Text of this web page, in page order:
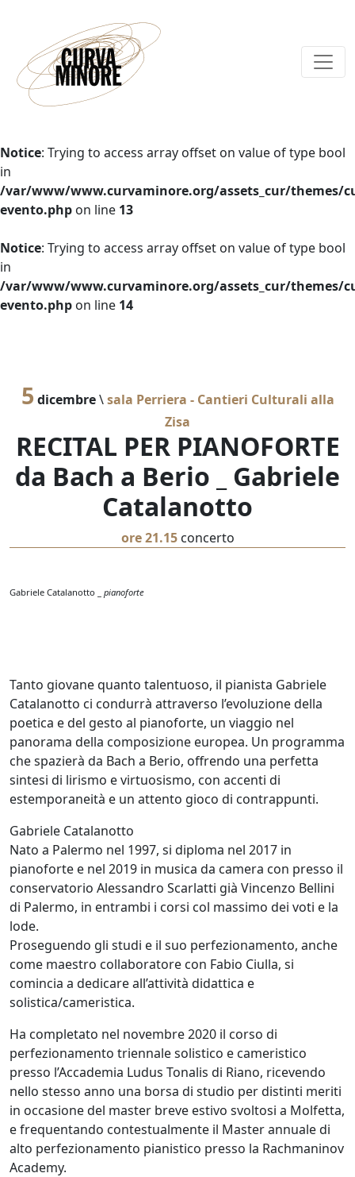
Notice: Trying to access array offset on value of type bool
in
/var/www/www.curvaminore.org/assets_cur/themes/
evento.php on line 13
Notice: Trying to access array offset on value of type bool
in
/var/www/www.curvaminore.org/assets_cur/themes/
evento.php on line 14
5 dicembre\sala Perriera - Cantieri Culturali alla
Zisa
RECITAL PER PIANOFORTE
da Bach a Berio _ Gabriele
Catalanotto
ore 21.15concerto
Gabriele Catalanotto _ pianoforte
Tanto giovane quanto talentuoso, il pianista Gabriele
Catalanotto ci condurrà attraverso l’evoluzione della
poetica e del gesto al pianoforte, un viaggio nel
panorama della composizione europea. Un programma
che spazierà da Bach a Berio, offrendo una perfetta
sintesi di lirismo e virtuosismo, con accenti di
estemporaneità e un attento gioco di contrappunti.
Gabriele Catalanotto
Nato a Palermo nel 1997, si diploma nel 2017 in
pianoforte e nel 2019 in musica da camera con presso il
conservatorio Alessandro Scarlatti già Vincenzo Bellini
di Palermo, in entrambi i corsi col massimo dei voti e la
lode.
Proseguendo gli studi e il suo perfezionamento, anche
come maestro collaboratore con Fabio Ciulla, si
comincia a dedicare all’attività didattica e
solistica/cameristica.
Ha completato nel novembre 2020 il corso di
perfezionamento triennale solistico e cameristico
presso l’Accademia Ludus Tonalis di Riano, ricevendo
nello stesso anno una borsa di studio per distinti meriti
in occasione del master breve estivo svoltosi a Molfetta,
e frequentando contestualmente il Master annuale di
alto perfezionamento pianistico presso la Rachmaninov
Academy.